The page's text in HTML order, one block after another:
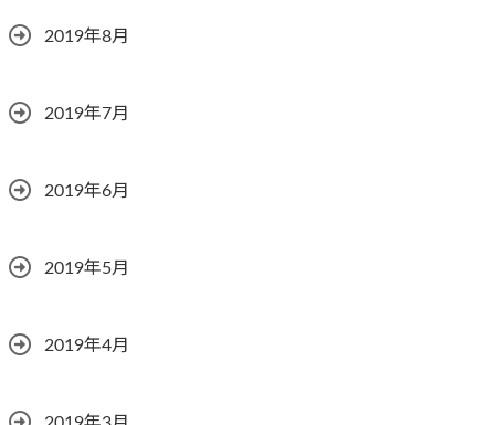
2019年8月
2019年7月
2019年6月
2019年5月
2019年4月